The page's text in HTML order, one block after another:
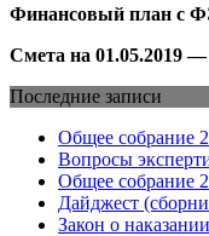
Финансовый план с
Смета на 01.05.2019 —
Последние записи
Общее собрание
Вопросы
Общее собрание
Дайджест
Закон о